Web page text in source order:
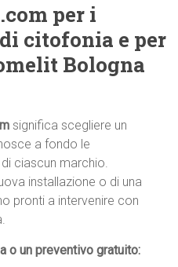
per i
citofonia e per
Bologna
significa scegliere un
a fondo le
ciascun marchio.
installazione o di una
pronti a intervenire con
o un preventivo gratuito: